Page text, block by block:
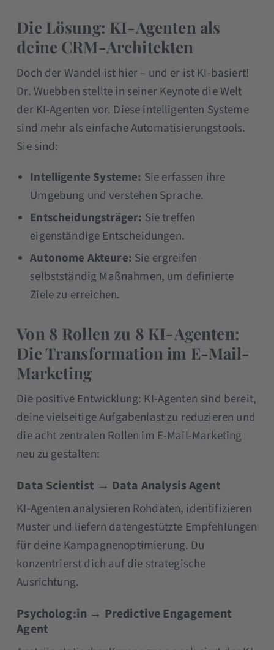
Die Lösung: KI-Agenten als
deine CRM-Architekten
Doch der Wandel ist hier – und er ist KI-basiert!
Dr. Wuebben stellte in seiner Keynote die Welt
der KI-Agenten vor. Diese intelligenten Systeme
sind mehr als einfache Automatisierungstools.
Sie sind:
Intelligente Systeme: Sie erfassen ihre
Umgebung und verstehen Sprache.
Entscheidungsträger: Sie treffen
eigenständige Entscheidungen.
Autonome Akteure: Sie ergreifen
selbstständig Maßnahmen, um definierte
Ziele zu erreichen.
Von 8 Rollen zu 8 KI-Agenten:
Die Transformation im E-Mail-
Marketing
Die positive Entwicklung: KI-Agenten sind bereit,
deine vielseitige Aufgabenlast zu reduzieren und
die acht zentralen Rollen im E-Mail-Marketing
neu zu gestalten:
Data Scientist → Data Analysis Agent
KI-Agenten analysieren Rohdaten, identifizieren
Muster und liefern datengestützte Empfehlungen
für deine Kampagnenoptimierung. Du
konzentrierst dich auf die strategische
Ausrichtung.
Psycholog:in → Predictive Engagement
Agent